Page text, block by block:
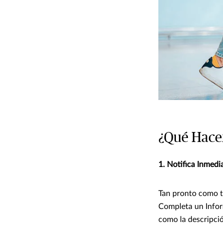
¿Qué
1. Notifica
Tan pronto como
Completa un
como la